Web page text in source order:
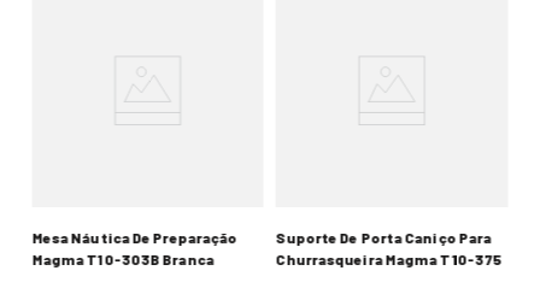
Mesa Náutica De Preparação
Magma T10-303B Branca
Suporte De Porta Caniço Para
Churrasqueira Magma T10-375